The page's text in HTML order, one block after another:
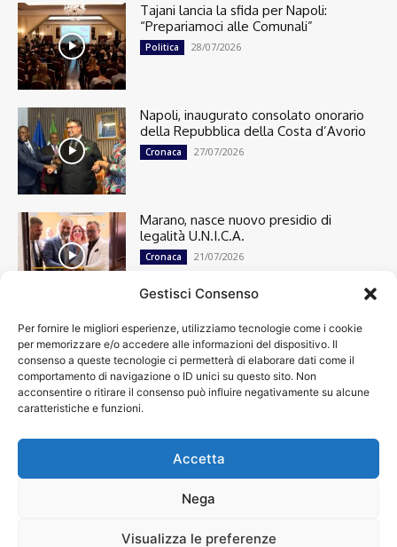
Gestisci Consenso
Per fornire le migliori esperienze, utilizziamo tecnologie come i cookie
per memorizzare e/o accedere alle informazioni del dispositivo. Il
consenso a queste tecnologie ci permetterà di elaborare dati come il
comportamento di navigazione o ID unici su questo sito. Non
acconsentire o ritirare il consenso può influire negativamente su alcune
caratteristiche e funzioni.
Accetta
Nega
Visualizza le preferenze
Tajani lancia la sfida per Napoli:
“Prepariamoci alle Comunali”
Politica 28/07/2026
Napoli, inaugurato consolato onorario
della Repubblica della Costa d’Avorio
Cronaca 27/07/2026
Marano, nasce nuovo presidio di
legalità U.N.I.C.A.
Cronaca 21/07/2026
Cronaca
13501
Attualità
7305
top
News
4209
Cultura
Contatti Privacy Policy Accessibilità